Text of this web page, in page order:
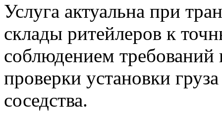
Услуга актуальна при
склады ритейлеров к
соблюдением требований
проверки установки
соседства.